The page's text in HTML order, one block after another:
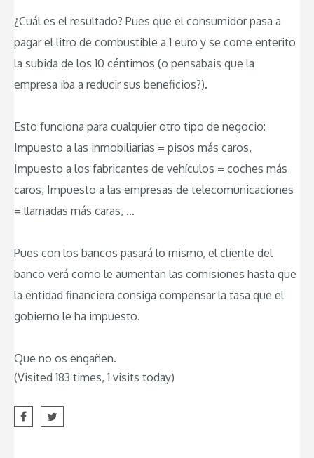
¿Cuál es el resultado? Pues que el consumidor pasa a
pagar el litro de combustible a 1 euro y se come enterito
la subida de los 10 céntimos (o pensabais que la
empresa iba a reducir sus beneficios?).
Esto funciona para cualquier otro tipo de negocio:
Impuesto a las inmobiliarias = pisos más caros,
Impuesto a los fabricantes de vehículos = coches más
caros, Impuesto a las empresas de telecomunicaciones
= llamadas más caras, …
Pues con los bancos pasará lo mismo, el cliente del
banco verá como le aumentan las comisiones hasta que
la entidad financiera consiga compensar la tasa que el
gobierno le ha impuesto.
Que no os engañen.
(Visited 183 times, 1 visits today)